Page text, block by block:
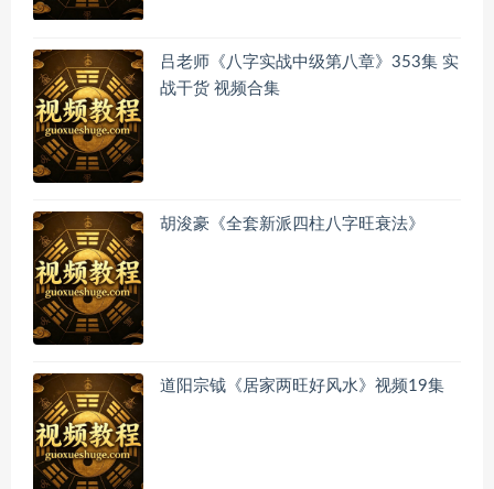
吕老师《八字实战中级第八章》353集 实
战干货 视频合集
胡浚豪《全套新派四柱八字旺衰法》
道阳宗钺《居家两旺好风水》视频19集